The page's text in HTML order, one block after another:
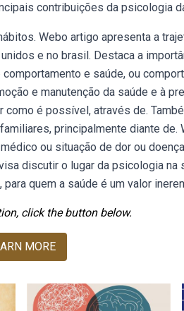
contribuições da psicologia
Webo artigo apresenta a
e no brasil. Destaca a
e saúde, ou
e manutenção da saúde e à
é possível, através de.
principalmente diante
ou situação de dor ou
discutir o lugar da psicologia na
quem a saúde é um valor
click the button below.
MORE